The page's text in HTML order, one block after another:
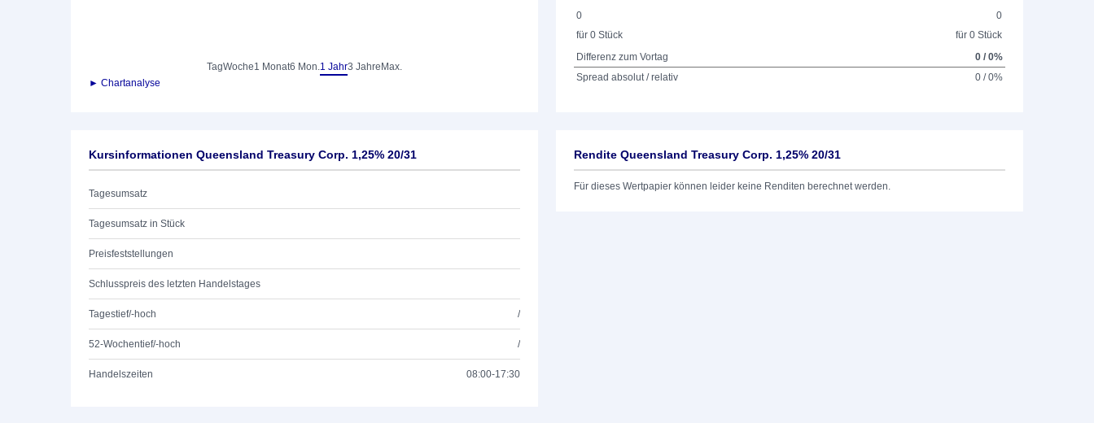
TagWoche1 Monat6 Mon.1 Jahr3 Jahre Max.
► Chartanalyse
0
für 0 Stück
0
für 0 Stück
Differenz zum Vortag
0 / 0%
Spread absolut / relativ
0 / 0%
Kursinformationen Queensland Treasury Corp. 1,25% 20/31
Tagesumsatz
Tagesumsatz in Stück
Preisfeststellungen
Schlusspreis des letzten Handelstages
Tagestief/-hoch /
52-Wochentief/-hoch /
Handelszeiten 08:00-17:30
Rendite Queensland Treasury Corp. 1,25% 20/31
Für dieses Wertpapier können leider keine Renditen berechnet werden.